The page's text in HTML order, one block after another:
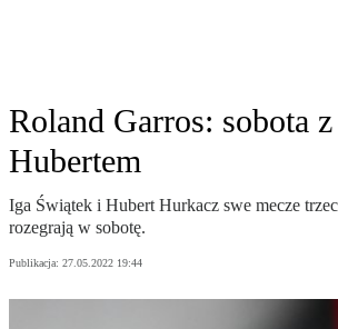
Roland Garros: sobota
Hubertem
Iga Świątek i Hubert Hurkacz swe mecze
rozegrają w sobotę.
Publikacja: 27.05.2022 19:44